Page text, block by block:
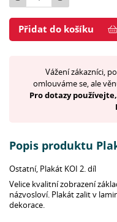
Přidat do košíku
Vážení zákazníci,
omlouváme se, ale
Pro dotazy
Popis produktu
Ostatní, Plakát KOI 2. díl
Velice kvalitní zobrazení
názvosloví. Plakát zalit v
dekorace.